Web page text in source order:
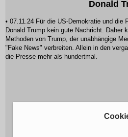
Donald
• 07.11.24 Für die US-Demokratie und die
Donald Trump kein gute Nachricht. Daher
Methoden von Trump, der unabhängige
"Fake News" verbreiten. Allein in den
die Presse mehr als hundertmal.